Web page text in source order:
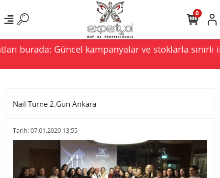
burada: Güncel kampanyalar ve stoklarla
0
Nail Turne 2.Gün Ankara
Tarih: 07.01.2020 13:55